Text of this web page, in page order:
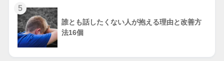
5
誰とも話したくない人が抱える理由と改善方
法16個